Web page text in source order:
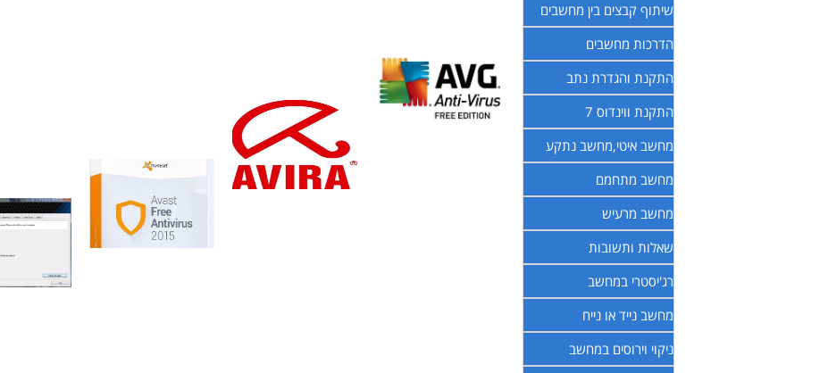
שיתוף קבצים בין מחשבים
הדרכות מחשבים
התקנת והגדרת נתב
התקנת ווינדוס 7
מחשב איטי,מחשב נתקע
מחשב מתחמם
מחשב מרעיש
שאלות ותשובות
רג'יסטרי במחשב
מחשב נייד או נייח
ניקוי וירוסים במחשב